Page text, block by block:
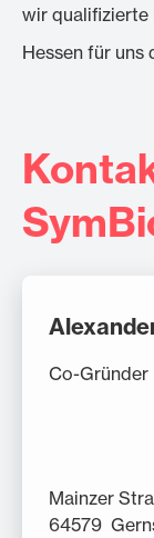
wir qualifizierte
Hessen für uns
Co-Gründer
Mainzer
64579